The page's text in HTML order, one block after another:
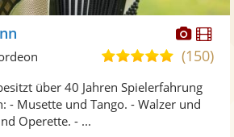
Fotos
5,0
5
(150)
über 40 Jahren Spielerfahrung
- Musette und Tango. - Walzer und
Operette. - ...